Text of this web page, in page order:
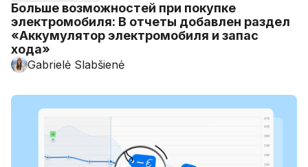
Больше возможностей при покупке
электромобиля: В отчеты добавлен раздел
«Аккумулятор электромобиля и запас
хода»
Gabrielė Slabšienė